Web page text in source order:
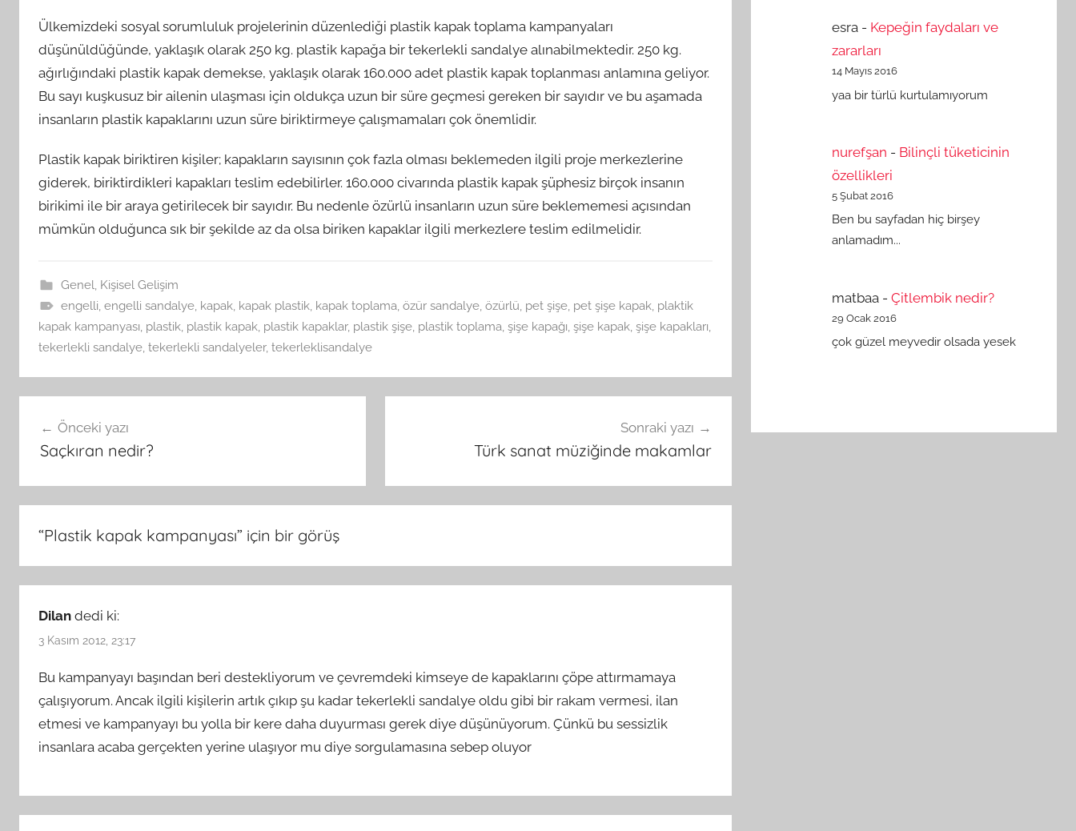
Ülkemizdeki sosyal sorumluluk projelerinin düzenlediği plastik kapak toplama kampanyaları
düşünüldüğünde, yaklaşık olarak 250 kg. plastik kapağa bir tekerlekli sandalye alınabilmektedir. 250 kg.
ağırlığındaki plastik kapak demekse, yaklaşık olarak 160.000 adet plastik kapak toplanması anlamına geliyor.
Bu sayı kuşkusuz bir ailenin ulaşması için oldukça uzun bir süre geçmesi gereken bir sayıdır ve bu aşamada
insanların plastik kapaklarını uzun süre biriktirmeye çalışmamaları çok önemlidir.
Plastik kapak biriktiren kişiler; kapakların sayısının çok fazla olması beklemeden ilgili proje merkezlerine
giderek, biriktirdikleri kapakları teslim edebilirler. 160.000 civarında plastik kapak şüphesiz birçok insanın
birikimi ile bir araya getirilecek bir sayıdır. Bu nedenle özürlü insanların uzun süre beklememesi açısından
mümkün olduğunca sık bir şekilde az da olsa biriken kapaklar ilgili merkezlere teslim edilmelidir.
Genel, Kişisel Gelişim
engelli, engelli sandalye, kapak, kapak plastik, kapak toplama, özür sandalye, özürlü, pet şişe, pet şişe kapak, plaktik
kapak kampanyası, plastik, plastik kapak, plastik kapaklar, plastik şişe, plastik toplama, şişe kapağı, şişe kapak, şişe kapakları,
tekerlekli sandalye, tekerlekli sandalyeler, tekerleklisandalye
gezinmesi
Önceki yazı
Saçkıran nedir?
Sonraki yazı
Türk sanat müziğinde makamlar
“Plastik kapak kampanyası” için bir görüş
Dilan dedi ki:
3 Kasım 2012, 23:17
Bu kampanyayı başından beri destekliyorum ve çevremdeki kimseye de kapaklarını çöpe attırmamaya
çalışıyorum. Ancak ilgili kişilerin artık çıkıp şu kadar tekerlekli sandalye oldu gibi bir rakam vermesi, ilan
etmesi ve kampanyayı bu yolla bir kere daha duyurması gerek diye düşünüyorum. Çünkü bu sessizlik
insanlara acaba gerçekten yerine ulaşıyor mu diye sorgulamasına sebep oluyor
esra- Kepeğin faydaları ve
zararları
14 Mayıs 2016
yaa bir türlü kurtulamıyorum
nurefşan - Bilinçli tüketicinin
özellikleri
5 Şubat 2016
Ben bu sayfadan hiç birşey
anlamadım...
matbaa- Çitlembik nedir?
29 Ocak 2016
çok güzel meyvedir olsada yesek